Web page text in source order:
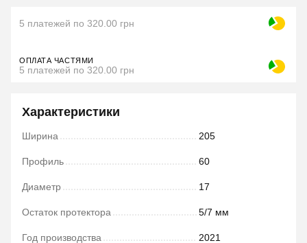
5 платежей по 320.00 грн
ОПЛАТА ЧАСТЯМИ
5 платежей по 320.00 грн
Характеристики
Ширина 205
Профиль 60
Диаметр 17
Остаток протектора 5/7 мм
Год производства 2021